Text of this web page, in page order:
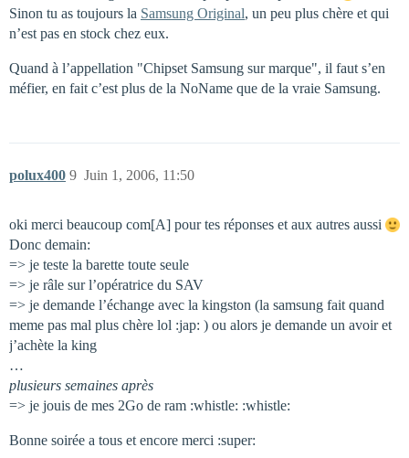
Sinon tu as toujours la Samsung Original, un peu plus chère et qui
n’est pas en stock chez eux.
Quand à l’appellation "Chipset Samsung sur marque", il faut s’en
méfier, en fait c’est plus de la NoName que de la vraie Samsung.
polux400 Juin 1, 2006, 11:50
9
oki merci beaucoup com[A] pour tes réponses et aux autres aussi
Donc demain:
=> je teste la barette toute seule
=> je râle sur l’opératrice du SAV
=> je demande l’échange avec la kingston (la samsung fait quand
meme pas mal plus chère lol :jap: ) ou alors je demande un avoir et
j’achète la king
…
plusieurs semaines après
=> je jouis de mes 2Go de ram :whistle: :whistle:
Bonne soirée a tous et encore merci :super: